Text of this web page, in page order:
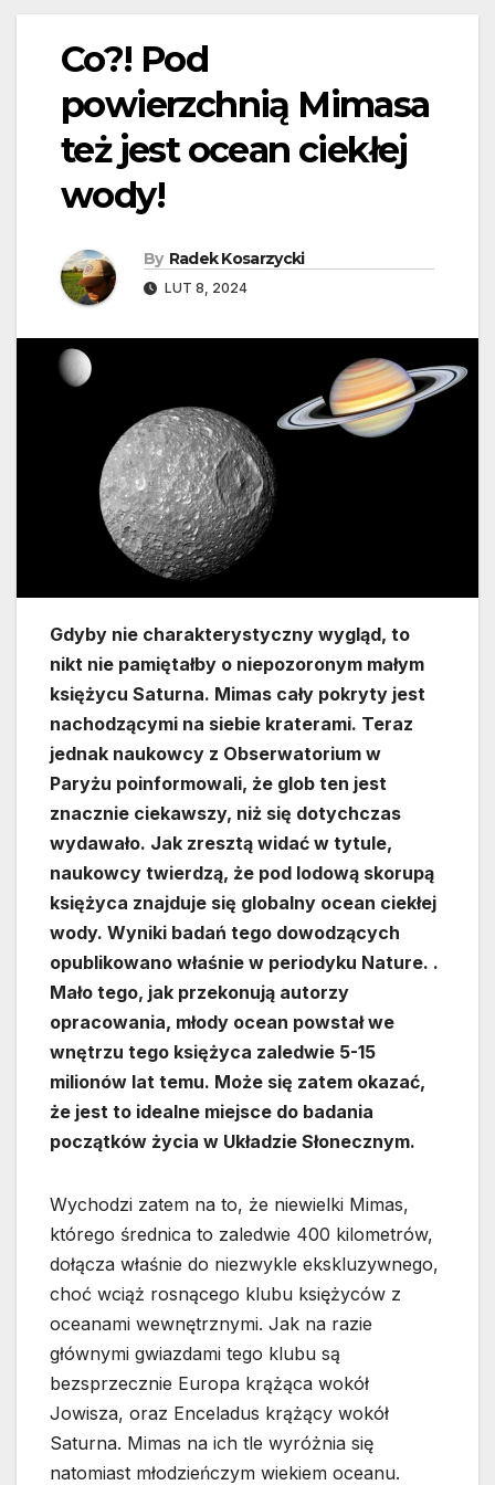
Co?! Pod
powierzchnią Mimasa
też jest ocean ciekłej
wody!
By Radek Kosarzycki
LUT 8, 2024
Gdyby nie charakterystyczny wygląd, to
nikt nie pamiętałby o niepozoronym małym
księżycu Saturna. Mimas cały pokryty jest
nachodzącymi na siebie kraterami. Teraz
jednak naukowcy z Obserwatorium w
Paryżu poinformowali, że glob ten jest
znacznie ciekawszy, niż się dotychczas
wydawało. Jak zresztą widać w tytule,
naukowcy twierdzą, że pod lodową skorupą
księżyca znajduje się globalny ocean ciekłej
wody. Wyniki badań tego dowodzących
opublikowano właśnie w periodyku Nature. .
Mało tego, jak przekonują autorzy
opracowania, młody ocean powstał we
wnętrzu tego księżyca zaledwie 5-15
milionów lat temu. Może się zatem okazać,
że jest to idealne miejsce do badania
początków życia w Układzie Słonecznym.
Wychodzi zatem na to, że niewielki Mimas,
którego średnica to zaledwie 400 kilometrów,
dołącza właśnie do niezwykle ekskluzywnego,
choć wciąż rosnącego klubu księżyców z
oceanami wewnętrznymi. Jak na razie
głównymi gwiazdami tego klubu są
bezsprzecznie Europa krążąca wokół
Jowisza, oraz Enceladus krążący wokół
Saturna. Mimas na ich tle wyróżnia się
natomiast młodzieńczym wiekiem oceanu.